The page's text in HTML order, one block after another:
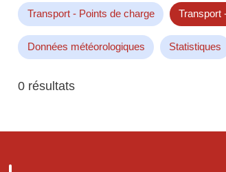
Transport - Points de charge Transport
Données météorologiques Statistiques
0 résultats